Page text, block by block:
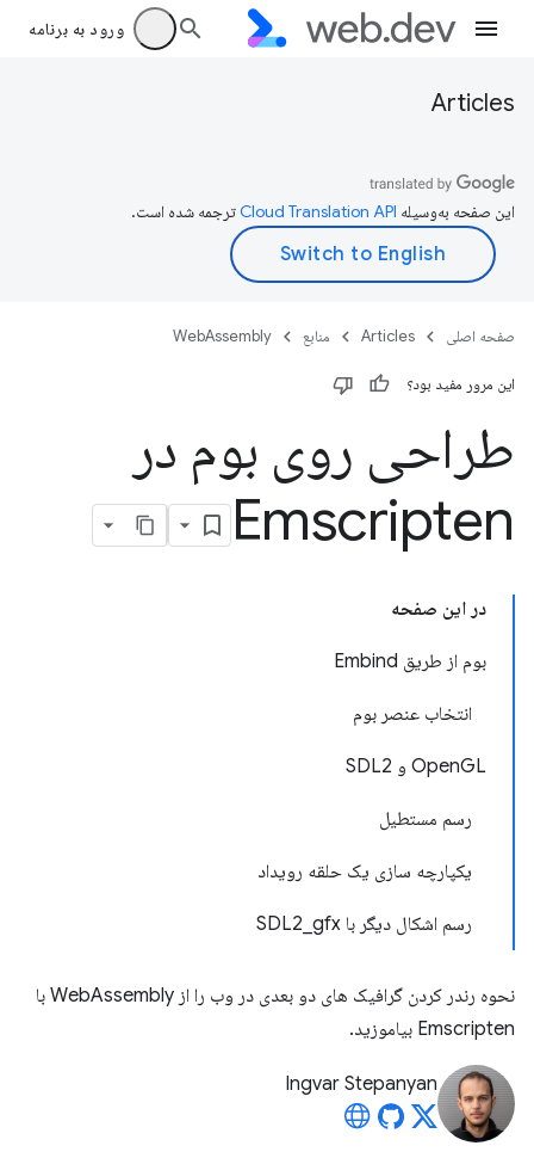
ورود به برنامه
Articles
این صفحه به‌وسیله ترجمه شده است.
صفحه اصلی Articles منابع WebAssembly
این مرور مفید بود؟
طراحی روی بوم در
Emscripten
در این صفحه
بوم از طریق Embind
انتخاب عنصر بوم
OpenGL و SDL2
رسم مستطیل
یکپارچه سازی یک حلقه رویداد
رسم اشکال دیگر با SDL2_gfx
نحوه رندر کردن گرافیک های دو بعدی در وب را از WebAssembly با
Emscripten بیاموزید.
Ingvar Stepanyan